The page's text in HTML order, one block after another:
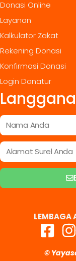
Donasi Online
Layanan
Kalkulator Zakat
Rekening Donasi
Konfirmasi Donasi
Login Donatur
LEMBAGA
©